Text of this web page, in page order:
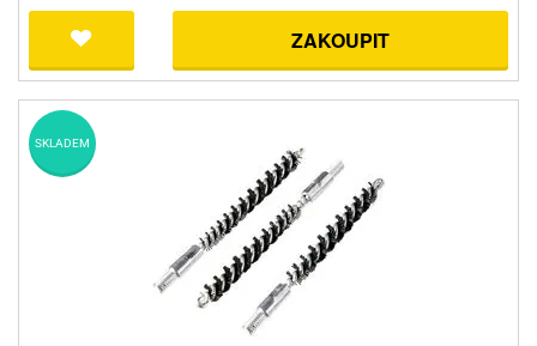
ZAKOUPIT
SKLADEM